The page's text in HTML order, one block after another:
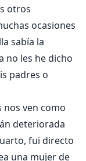
otros
ocasiones
sabía la
no les he dicho
padres o
nos ven como
deteriorada
fui directo
una mujer de